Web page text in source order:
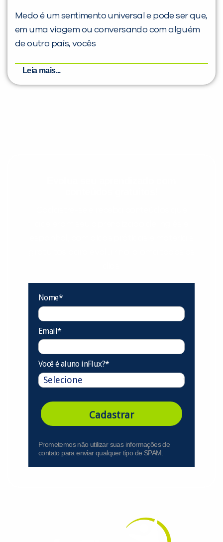
Medo é um sentimento universal e pode ser que,
em uma viagem ou conversando com alguém
de outro país, vocês
Leia mais...
Nome*
Email*
Você é aluno inFlux?*
Cadastrar
Prometemos não utilizar suas informações de
contato para enviar qualquer tipo de SPAM.